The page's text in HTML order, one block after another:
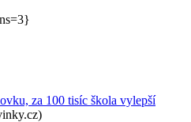
za 100 tisíc škola vylepší